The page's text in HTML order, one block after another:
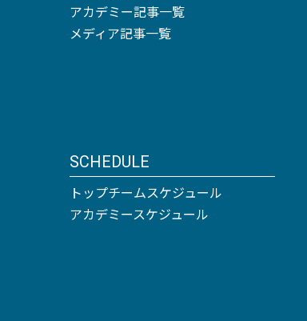
アカデミー記事一覧
メディア記事一覧
SCHEDULE
トップチームスケジュール
アカデミースケジュール